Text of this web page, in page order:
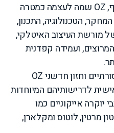
עם קרוב ל-50 שנות ניסיון בענף, OZ שמה לעצמה כמטרה
הטכנולוגיה, התכנון,
מורשת העיצוב האיטלקי,
ועמידה קפדנית
כחלק ממיזוג זה של ערכים מסורתיים וחזון חדשני OZ
לדרישותיהם המיוחדות
יוקרה אייקוניים כמו
מרטין, לוטוס ומקלארן,